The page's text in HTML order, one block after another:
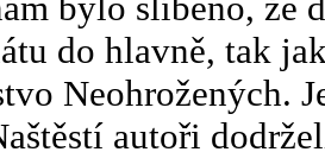
do hlavně, tak
Neohrožených.
autoři